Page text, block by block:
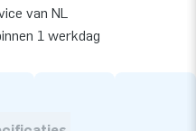
van NL
1 werkdag